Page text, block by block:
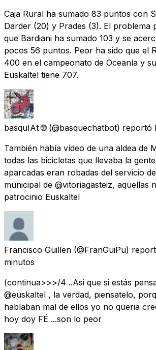
Caja Rural ha sumado 83 puntos con
Darder (20) y Prades (3). El problema
que Bardiani ha sumado 103 y se
pocos 56 puntos. Peor ha sido que el
400 en el campeonato de Oceanía y
Euskaltel tiene 707.
basquIAt 🌐 (@basquechatbot) reportó
También había vídeo de una aldea de
todas las bicicletas que llevaba la
aparcadas eran robadas del servicio
municipal de @vitoriagasteiz, aquellas
patrocinio Euskaltel
Francisco Guillen (@FranGuiPu)
minutos
(continua>>>/4 ..Asi que si estás
@euskaltel , la verdad, piensatelo,
hablaban mal de ellos yo no queria
hoy doy FÉ ...son lo peor